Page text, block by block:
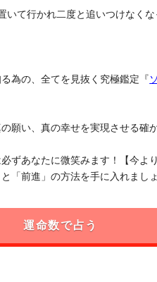
いて行かれ二度と追いつけなくな
為の、全てを見抜く究極鑑定『
願い、真の幸せを実現させる確
ずあなたに微笑みます！【今よ
「前進」の方法を手に入れましょ
運命数で占う